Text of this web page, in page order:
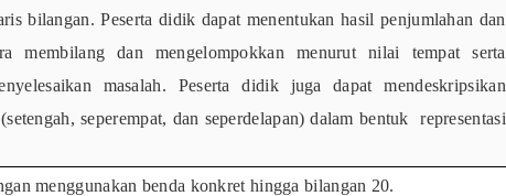
bilangan. Peserta didik dapat menentukan hasil penjumlahan dan
membilang dan
mengelompokkan menurut nilai tempat serta
masalah. Peserta didik juga
dapat mendeskripsikan
seperempat, dan seperdelapan) dalam bentuk
representasi
menggunakan benda konkret hingga bilangan 20.